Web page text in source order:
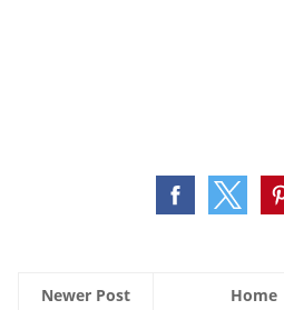
Newer Post Home